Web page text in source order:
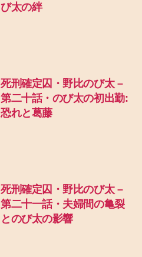
び太の絆
死刑確定囚・野比のび太 –
第二十話・のび太の初出勤:
恐れと葛藤
死刑確定囚・野比のび太 –
第二十一話・夫婦間の亀裂
とのび太の影響